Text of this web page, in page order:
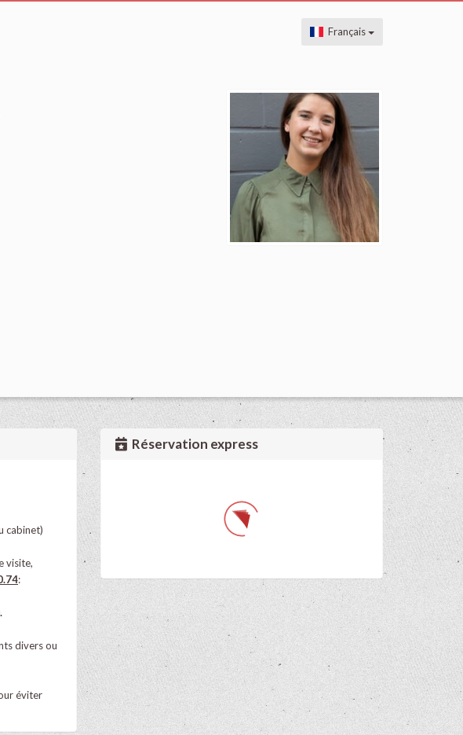
Français
cabinet)
visite,
:
divers ou
éviter
Réservation express